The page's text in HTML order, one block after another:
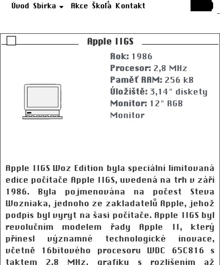
Úvod Sbírka Akce Škola Kontakt
Apple IIGS
Rok: 1986
Procesor: 2,8 MHz
Paměť RAM: 256 kB
Úložiště: 3,14" diskety
Monitor: 12" RGB
Monitor
Apple IIGS Woz Edition byla speciální limitovaná
edice počítače Apple IIGS, uvedená na trh v září
1986. Byla pojmenována na počest Steva
Wozniaka, jednoho ze zakladatelů Apple, jehož
podpis byl vyryt na šasi počítače. Apple IIGS byl
revolučním modelem řady Apple II, který
přinesl významné technologické inovace,
včetně 16bitového procesoru WDC 65C816 s
taktem 2,8 MHz, grafiky s rozlišením až